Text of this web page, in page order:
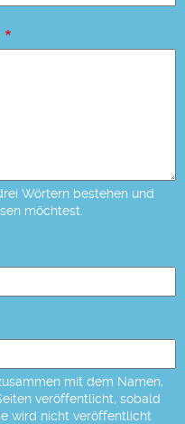
Wörtern bestehen und
möchtest.
mit dem Namen,
veröffentlicht, sobald
wird nicht veröffentlicht